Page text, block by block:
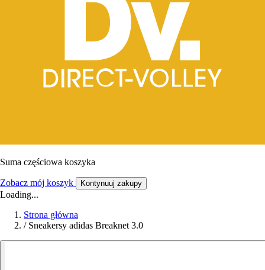
Suma częściowa koszyka
Zobacz mój koszyk Kontynuuj zakupy
Loading...
Strona główna
/ Sneakersy adidas Breaknet 3.0